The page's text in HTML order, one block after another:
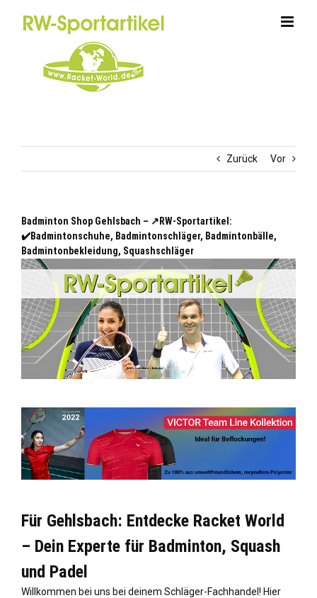
Zurück Vor
Badminton Shop Gehlsbach – ↗️RW-Sportartikel:
✔️Badmintonschuhe, Badmintonschläger, Badmintonbälle,
Badmintonbekleidung, Squashschläger
Für Gehlsbach: Entdecke Racket World
– Dein Experte für Badminton, Squash
und Padel
Willkommen bei uns bei deinem Schläger-Fachhandel! Hier